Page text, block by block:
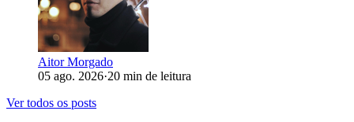
Aitor Morgado
05 ago. 2026·20 min de leitura
Ver todos os posts